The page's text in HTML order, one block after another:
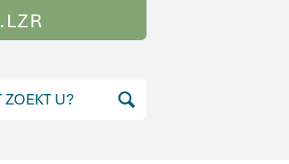
.LZR